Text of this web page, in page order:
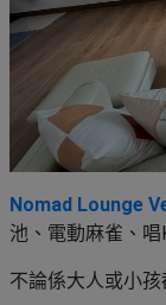
Nomad Lounge
池、電動麻雀、
不論係大人或小孩